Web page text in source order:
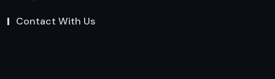
Contact With Us